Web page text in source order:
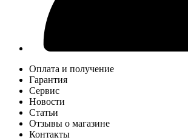
Оплата и получение
Гарантия
Сервис
Новости
Статьи
Отзывы о магазине
Контакты